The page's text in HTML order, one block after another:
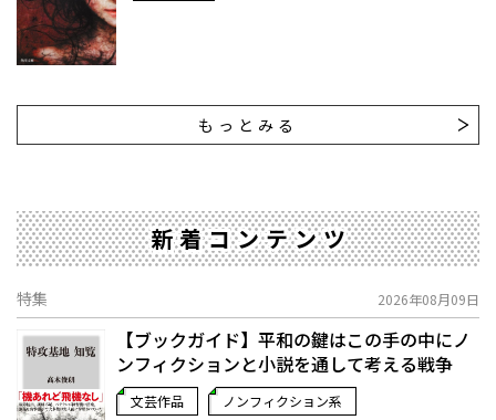
もっとみる
新着コンテンツ
特集 2026年08月09日
【ブックガイド】平和の鍵はこの手の中に――ノ
ンフィクションと小説を通して考える戦争
文芸作品 ノンフィクション系